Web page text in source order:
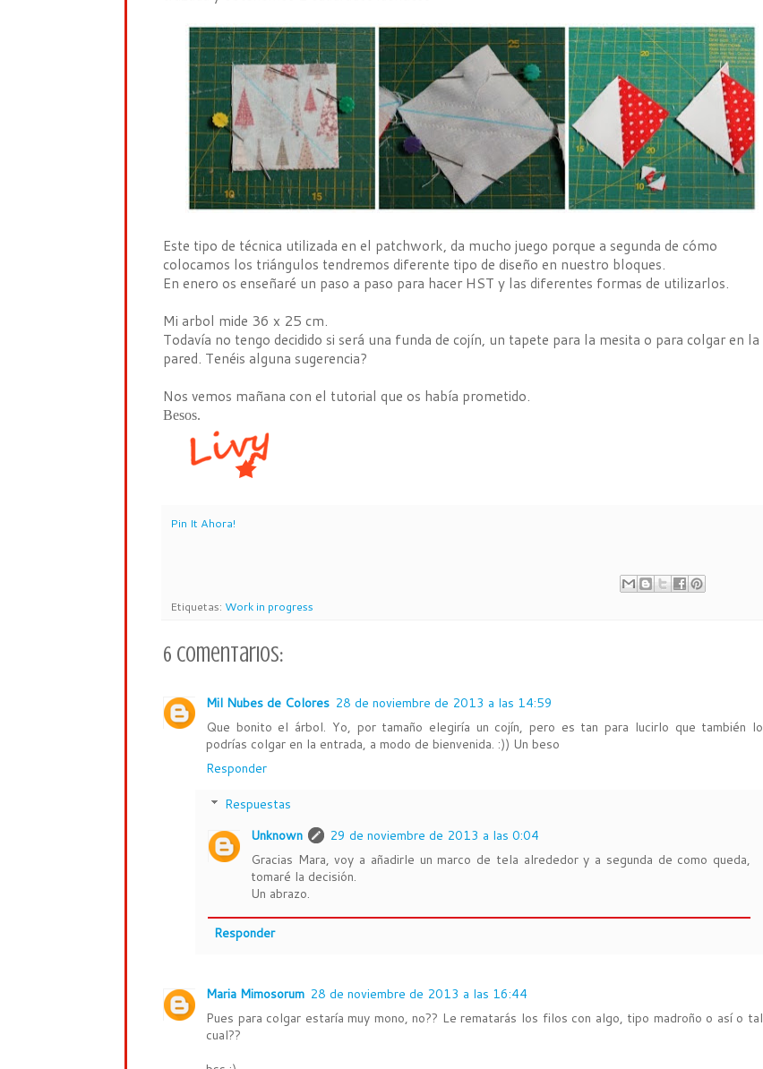
Este tipo de técnica utilizada en el patchwork, da mucho juego porque a segunda de cómo
colocamos los triángulos tendremos diferente tipo de diseño en nuestro bloques.
En enero os enseñaré un paso a paso para hacer HST y las diferentes formas de utilizarlos.
Mi arbol mide 36 x 25 cm.
Todavía no tengo decidido si será una funda de cojín, un tapete para la mesita o para colgar en la
pared. Tenéis alguna sugerencia?
Nos vemos mañana con el tutorial que os había prometido.
Besos.
Pin It Ahora!
Etiquetas: Work in progress
6 comentarios:
Mil Nubes de Colores 28 de noviembre de 2013 a las 14:59
Que bonito el árbol. Yo, por tamaño elegiría un cojín, pero es tan para lucirlo que también lo
podrías colgar en la entrada, a modo de bienvenida. :)) Un beso
Responder
Respuestas
Unknown
29 de noviembre de 2013 a las 0:04
Gracias Mara, voy a añadirle un marco de tela alrededor y a segunda de como queda,
tomaré la decisión.
Un abrazo.
Responder
Maria Mimosorum 28 de noviembre de 2013 a las 16:44
Pues para colgar estaría muy mono, no?? Le rematarás los filos con algo, tipo madroño o así o tal
cual??